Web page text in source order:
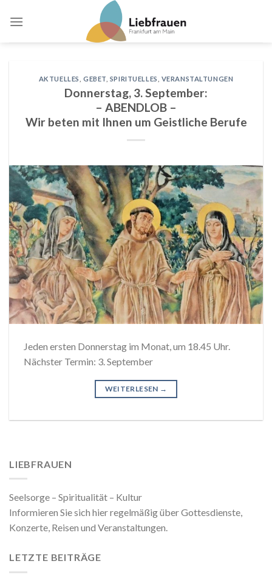
AKTUELLES GEBET SPIRITUELLES VERANSTALTUNGEN
Donnerstag, 3. September:
– ABENDLOB –
Wir beten mit Ihnen um Geistliche Berufe
Jeden ersten Donnerstag im Monat, um 18.45 Uhr.
Nächster Termin: 3. September
WEITERLESEN →
LIEBFRAUEN
Seelsorge – Spiritualität – Kultur
Informieren Sie sich hier regelmäßig über Gottesdienste,
Konzerte, Reisen und Veranstaltungen.
LETZTE BEITRÄGE